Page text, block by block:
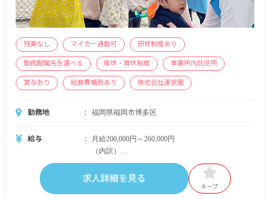
残業なし マイカー通勤可 研修制度あり
勤務配属先を選べる 産休・育休制度 事業所内託児所
賞与あり 給食費補助あり 株式会社運営園
勤務地 福岡県福岡市博多区
給与
月給200,000円～260,000円
（内訳）
・基本給150,000円
・資格手当20,000円
求人詳細を見る
キープ